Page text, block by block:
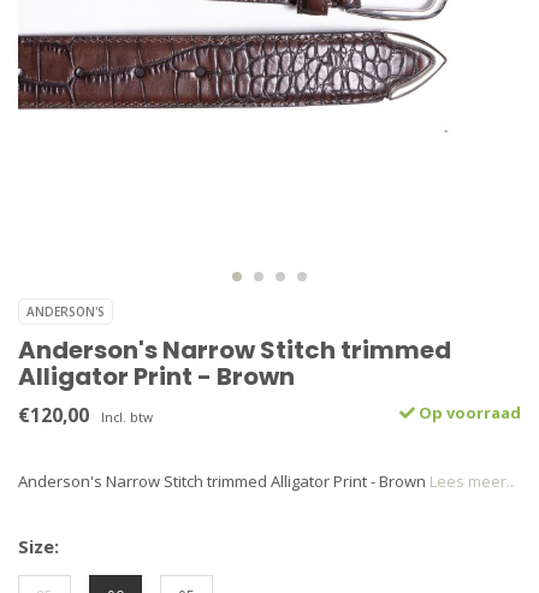
ANDERSON'S
Anderson's Narrow Stitch trimmed
Alligator Print - Brown
€120,00 Incl. btw Op voorraad
Anderson's Narrow Stitch trimmed Alligator Print - Brown Lees meer..
Size: